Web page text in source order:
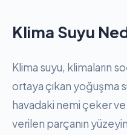
Klima Suyu
Klima suyu, klimaların
ortaya çıkan yoğuşma
havadaki nemi çeker
verilen parçanın